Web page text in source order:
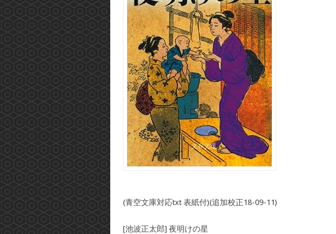
(青空文庫対応txt 表紙付)(追加校正18-09-11)
[池波正太郎] 夜明けの星